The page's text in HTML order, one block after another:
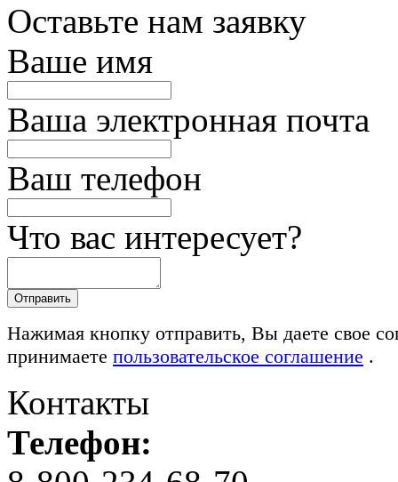
Оставьте нам заявку
Ваше имя
Ваша электронная почта
Ваш телефон
Что вас интересует?
Нажимая кнопку отправить, Вы даете свое
принимаете пользовательское соглашение .
Контакты
Телефон: